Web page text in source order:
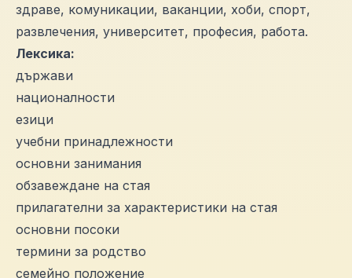
здраве, комуникации, ваканции, хоби, спорт,
развлечения, университет, професия, работа.
Лексика:
държави
националности
езици
учебни принадлежности
основни занимания
обзавеждане на стая
прилагателни за характеристики на стая
основни посоки
термини за родство
семейно положение